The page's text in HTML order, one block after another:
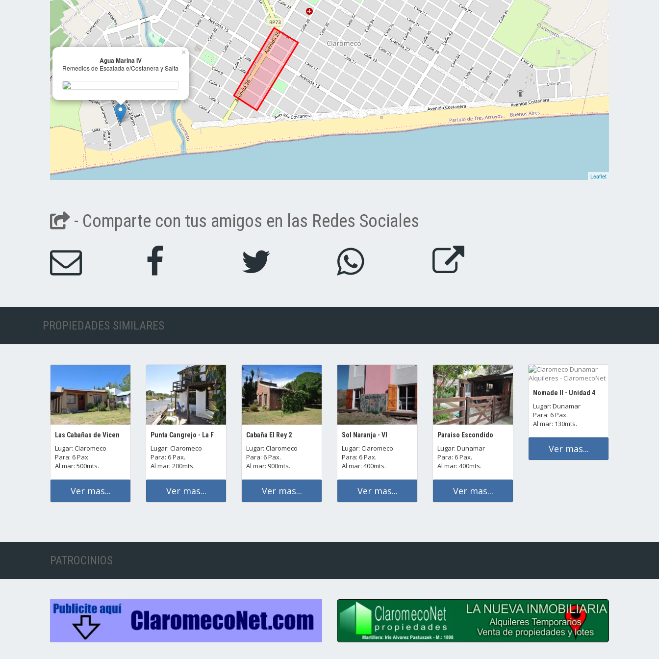
Agua Marina IV
Remedios de Escalada e/Costanera y Salta
×
Leaflet
- Comparte con tus amigos en las Redes Sociales
PROPIEDADES SIMILARES
Las Cabañas de Vicen
Lugar: Claromeco
Para: 6 Pax.
Al mar: 500mts.
Ver mas...
Punta Cangrejo - La F
Lugar: Claromeco
Para: 6 Pax.
Al mar: 200mts.
Ver mas...
Cabaña El Rey 2
Lugar: Claromeco
Para: 6 Pax.
Al mar: 900mts.
Ver mas...
Sol Naranja - VI
Lugar: Claromeco
Para: 6 Pax.
Al mar: 400mts.
Ver mas...
Paraiso Escondido
Lugar: Dunamar
Para: 6 Pax.
Al mar: 400mts.
Ver mas...
Nomade II - Unidad 4
Lugar: Dunamar
Para: 6 Pax.
Al mar: 130mts.
Ver mas...
PATROCINIOS